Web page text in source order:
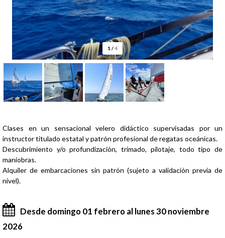
1 /4
Presentación
Clases en un sensacional velero didáctico supervisadas por un
instructor titulado estatal y patrón profesional de regatas oceánicas.
Descubrimiento y/o profundización, trimado, pilotaje, todo tipo de
maniobras.
Alquiler de embarcaciones sin patrón (sujeto a validación previa de
nivel).
Desde domingo 01 febrero al lunes 30 noviembre
2026